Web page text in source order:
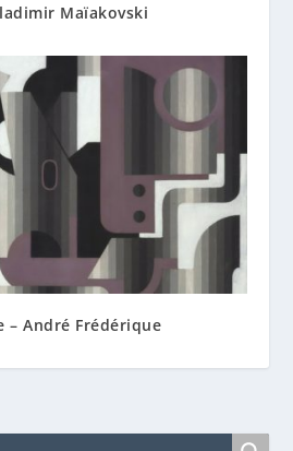
Maïakovski
– André Frédérique